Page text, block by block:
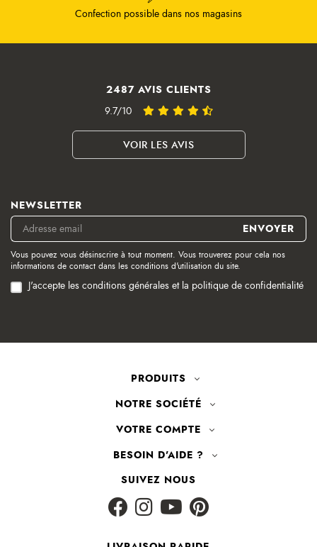
Confection possible dans nos magasins
2487 AVIS CLIENTS
9.7/10
VOIR LES AVIS
NEWSLETTER
Vous pouvez vous désinscrire à tout moment. Vous trouverez pour cela nos
informations de contact dans les conditions d'utilisation du site.
J'accepte les conditions générales et la politique de confidentialité
PRODUITS
NOTRE SOCIÉTÉ
VOTRE COMPTE
BESOIN D'AIDE ?
SUIVEZ NOUS